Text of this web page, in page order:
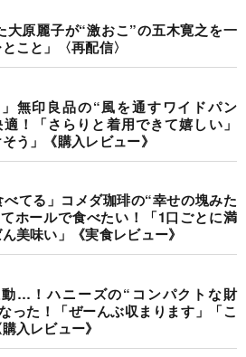
大原麗子が“激おこ”の五木寛之を一
こと」〈再配信〉
無印良品の“風を通すワイドパン
！「さらりと着用できて嬉しい」
う」《購入レビュー》
べてる」コメダ珈琲の“幸せの塊みた
ホールで食べたい！「1口ごとに満
美味い」《実食レビュー》
…！ハニーズの“コンパクトな財
った！「ぜーんぶ収まります」「こ
入レビュー》